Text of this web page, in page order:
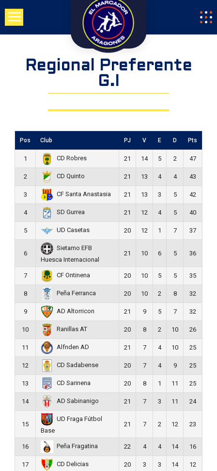
Regional Preferente
G.I
Pos Club PJ V E D Pts
1 CD Robres 21 14 5 2 47
2 CD Quinto 21 13 4 4 43
3 CF Santa Anastasia 21 13 3 5 42
4 SD Gurrea 21 12 4 5 40
5 UD Casetas 20 12 1 7 37
6
Sietamo EFB
Huesca Internacional
21 10 6 5 36
7 CF Ontinena 20 10 5 5 35
8 Peña Ferranca 20 10 2 8 32
9 AD Altorricon 21 9 5 7 32
10 Ranillas AT 20 8 2 10 26
11 Alfnden AD 21 7 4 10 25
12 CD Sadabense 20 7 4 9 25
13 CD Sarinena 20 8 1 11 25
14 AD Sabinanigo 21 7 3 11 24
15
UD Fraga Fútbol
Base
21 7 2 12 23
16 Peña Fragatina 22 4 4 14 16
17 CD Delicias 20 3 3 14 12